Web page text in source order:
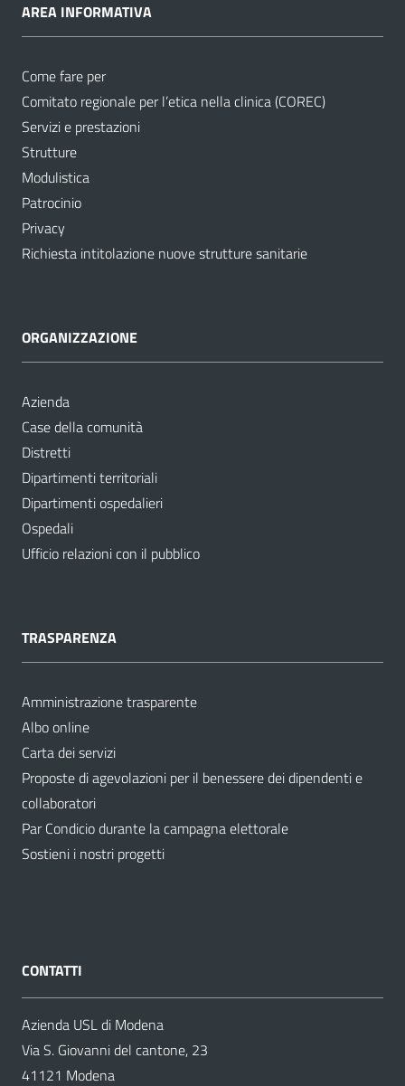
AREA INFORMATIVA
Come fare per
Comitato regionale per l’etica nella clinica (COREC)
Servizi e prestazioni
Strutture
Modulistica
Patrocinio
Privacy
Richiesta intitolazione nuove strutture sanitarie
ORGANIZZAZIONE
Azienda
Case della comunità
Distretti
Dipartimenti territoriali
Dipartimenti ospedalieri
Ospedali
Ufficio relazioni con il pubblico
TRASPARENZA
Amministrazione trasparente
Albo online
Carta dei servizi
Proposte di agevolazioni per il benessere dei dipendenti e
collaboratori
Par Condicio durante la campagna elettorale
Sostieni i nostri progetti
CONTATTI
Azienda USL di Modena
Via S. Giovanni del cantone, 23
41121 Modena